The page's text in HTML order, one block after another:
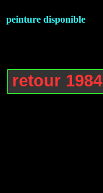
peinture disponible
retour 1984